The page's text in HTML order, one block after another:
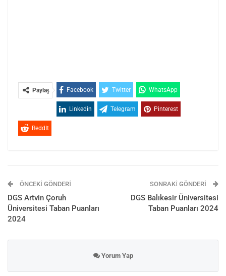
Paylaş Facebook Twitter WhatsApp
Linkedin Telegram Pinterest
ReddIt
ÖNCEKI GÖNDERI
DGS Artvin Çoruh
Üniversitesi Taban Puanları
2024
SONRAKI GÖNDERI
DGS Balıkesir Üniversitesi
Taban Puanları 2024
Yorum Yap